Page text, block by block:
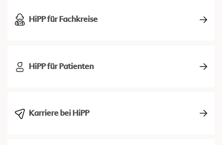
HiPP für Fachkreise
HiPP für Patienten
Karriere bei HiPP